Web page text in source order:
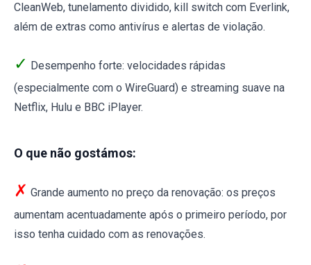
CleanWeb, tunelamento dividido, kill switch com Everlink,
além de extras como antivírus e alertas de violação.
✓ Desempenho forte: velocidades rápidas
(especialmente com o WireGuard) e streaming suave na
Netflix, Hulu e BBC iPlayer.
O que não gostámos:
✗ Grande aumento no preço da renovação: os preços
aumentam acentuadamente após o primeiro período, por
isso tenha cuidado com as renovações.